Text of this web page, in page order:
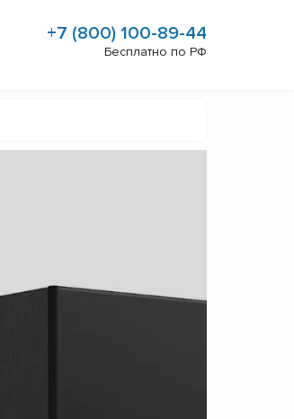
+7 (800) 100-89-44
Бесплатно по РФ